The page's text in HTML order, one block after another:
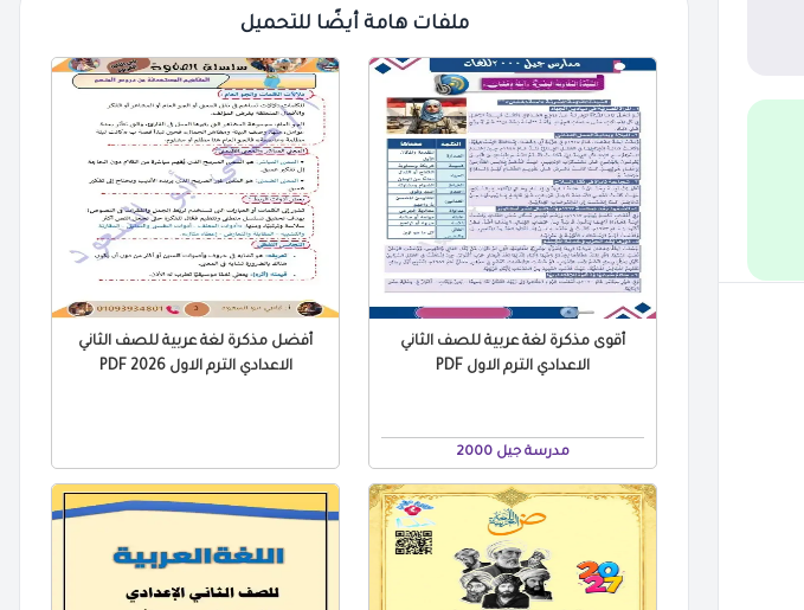
ملفات هامة أيضًا للتحميل
أقوى مذكرة لغة عربية للصف الثاني
الاعدادي الترم الاول PDF
مدرسة جيل 2000
أفضل مذكرة لغة عربية للصف الثاني
الاعدادي الترم الاول PDF 2026